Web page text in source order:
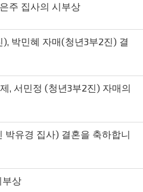
주 집사의 시부상
박민혜 자매(청년3부2진) 결
, 서민정 (청년3부2진) 자매의
박유경 집사) 결혼을 축하합니
부상